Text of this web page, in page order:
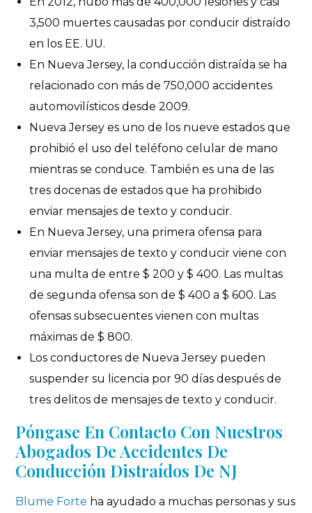
3,500 muertes causadas por conducir distraído
en los EE. UU.
En Nueva Jersey, la conducción distraída se ha
relacionado con más de 750,000 accidentes
automovilísticos desde 2009.
Nueva Jersey es uno de los nueve estados que
prohibió el uso del teléfono celular de mano
mientras se conduce. También es una de las
tres docenas de estados que ha prohibido
enviar mensajes de texto y conducir.
En Nueva Jersey, una primera ofensa para
enviar mensajes de texto y conducir viene con
una multa de entre $ 200 y $ 400. Las multas
de segunda ofensa son de $ 400 a $ 600. Las
ofensas subsecuentes vienen con multas
máximas de $ 800.
Los conductores de Nueva Jersey pueden
suspender su licencia por 90 días después de
tres delitos de mensajes de texto y conducir.
Póngase En Contacto Con Nuestros
Abogados De Accidentes De
Conducción Distraídos De NJ
Blume Forte ha ayudado a muchas personas y sus